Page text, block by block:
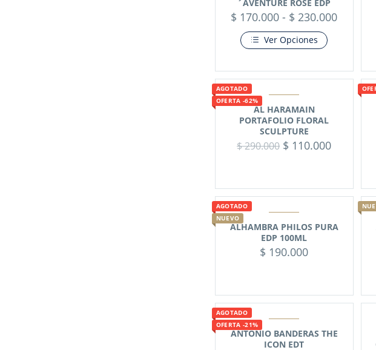
´AVENTURE ROSE EDP
$ 170.000 - $ 230.000
Ver Opciones
AGOTADO
OFERTA -62%
AL HARAMAIN
PORTAFOLIO FLORAL
SCULPTURE
$290.000 $ 110.000
AGOTADO
NUEVO
ALHAMBRA PHILOS PURA
EDP 100ML
$ 190.000
AGOTADO
OFERTA -21%
ANTONIO BANDERAS THE
ICON EDT